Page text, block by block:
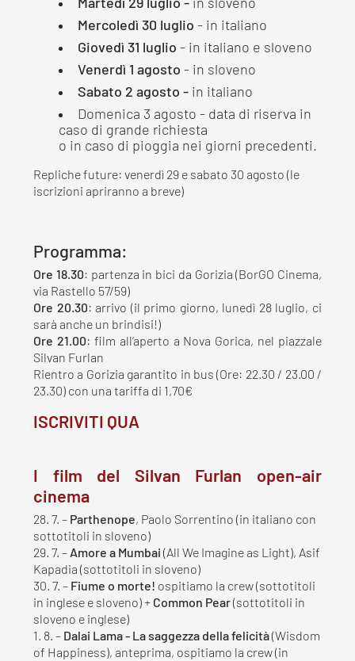
Martedì 29 luglio - in sloveno
Mercoledì 30 luglio - in italiano
Giovedì 31 luglio - in italiano e sloveno
Venerdì 1 agosto - in sloveno
Sabato 2 agosto - in italiano
Domenica 3 agosto - data di riserva in
caso di grande richiesta
o in caso di pioggia nei giorni precedenti.
Repliche future: venerdì 29 e sabato 30 agosto (le
iscrizioni apriranno a breve)
Programma:
Ore 18.30: partenza in bici da Gorizia (BorGO Cinema,
via Rastello 57/59)
Ore 20.30: arrivo (il primo giorno, lunedì 28 luglio, ci
sarà anche un brindisi!)
Ore 21.00: film all’aperto a Nova Gorica, nel piazzale
Silvan Furlan
Rientro a Gorizia garantito in bus (Ore: 22.30 / 23.00 /
23.30) con una tariffa di 1,70€
ISCRIVITI QUA
I film del Silvan Furlan open-air
cinema
28. 7. – Parthenope, Paolo Sorrentino (in italiano con
sottotitoli in sloveno)
29. 7. –Amore a Mumbai (All We Imagine as Light), Asif
Kapadia (sottotitoli in sloveno)
30. 7. – Fiume o morte! ospitiamo la crew (sottotitoli
in inglese e sloveno) + Common Pear(sottotitoli in
sloveno e inglese)
1. 8. – Dalai Lama - La saggezza della felicità(Wisdom
of Happiness), anteprima, ospitiamo la crew (in